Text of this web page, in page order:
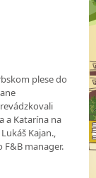
plese do
a Katarína na
Kajan.,
manager.